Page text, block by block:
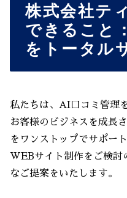
株式会社テ
できること
をトータル
私たちは、AI口コミ管理
お客様のビジネスを成長
をワンストップでサポー
WEBサイト制作をご検討
なご提案をいたします。